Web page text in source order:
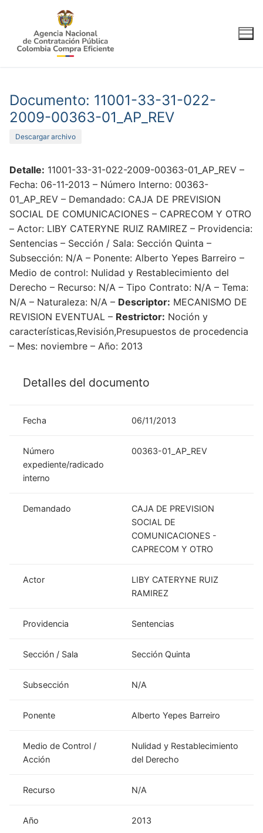
contenido
Documento: 11001-33-31-022-
2009-00363-01_AP_REV
Descargar archivo
Detalle: 11001-33-31-022-2009-00363-01_AP_REV –
Fecha: 06-11-2013 – Número Interno: 00363-
01_AP_REV – Demandado: CAJA DE PREVISION
SOCIAL DE COMUNICACIONES – CAPRECOM Y OTRO
– Actor: LIBY CATERYNE RUIZ RAMIREZ – Providencia:
Sentencias – Sección / Sala: Sección Quinta –
Subsección: N/A – Ponente: Alberto Yepes Barreiro –
Medio de control: Nulidad y Restablecimiento del
Derecho – Recurso: N/A – Tipo Contrato: N/A – Tema:
N/A – Naturaleza: N/A – Descriptor: MECANISMO DE
REVISION EVENTUAL – Restrictor: Noción y
características,Revisión,Presupuestos de procedencia
– Mes: noviembre – Año: 2013
Detalles del documento
Fecha 06/11/2013
Número
expediente/radicado
interno
00363-01_AP_REV
Demandado
CAJA DE PREVISION
SOCIAL DE
COMUNICACIONES -
CAPRECOM Y OTRO
Actor
LIBY CATERYNE RUIZ
RAMIREZ
Providencia Sentencias
Sección / Sala Sección Quinta
Subsección N/A
Ponente Alberto Yepes Barreiro
Medio de Control /
Acción
Nulidad y Restablecimiento
del Derecho
Recurso N/A
Año 2013